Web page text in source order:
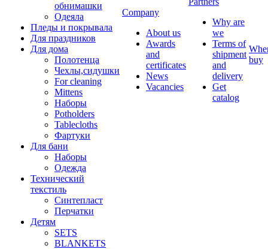
обнимашки
Одеяла
Пледы и покрывала
Для праздников
Для дома
Полотенца
Чехлы,сидушки
For cleaning
Mittens
Наборы
Potholders
Tablecloths
Фартуки
Для бани
Наборы
Одежда
Технический
текстиль
Синтепласт
Перчатки
Детям
SETS
BLANKETS
Company
About us
Awards
and
certificates
News
Vacancies
Why are
we
Terms of
shipment
and
delivery
Get
catalog
buy